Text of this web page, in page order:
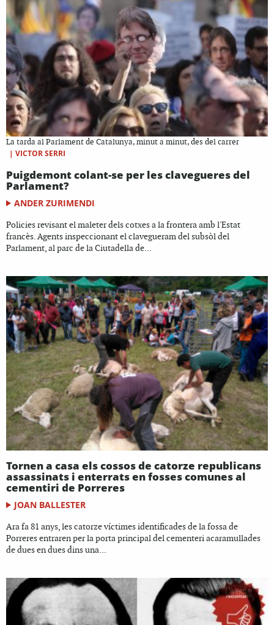
La tarda al Parlament de Catalunya, minut a minut, des del carrer
| VICTOR SERRI
Puigdemont colant-se per les clavegueres del
Parlament?
ANDER ZURIMENDI
Policies revisant el maleter dels cotxes a la frontera amb l'Estat
francès. Agents inspeccionant el clavegueram del subsòl del
Parlament, al parc de la Ciutadella de...
Tornen a casa els cossos de catorze republicans
assassinats i enterrats en fosses comunes al
cementiri de Porreres
JOAN BALLESTER
Ara fa 81 anys, les catorze víctimes identificades de la fossa de
Porreres entraren per la porta principal del cementeri acaramullades
de dues en dues dins una...